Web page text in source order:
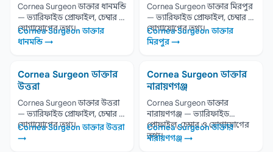
Cornea Surgeon ডাক্তার ধানমন্ডি
— ভ্যারিফাইড প্রোফাইল, চেম্বার ও
যোগাযোগের তথ্য।
Cornea Surgeon ডাক্তার
ধানমন্ডি →
Cornea Surgeon ডাক্তার মিরপুর
— ভ্যারিফাইড প্রোফাইল, চেম্বার ও
যোগাযোগের তথ্য।
Cornea Surgeon ডাক্তার
মিরপুর →
Cornea Surgeon ডাক্তার
উত্তরা
Cornea Surgeon ডাক্তার উত্তরা
— ভ্যারিফাইড প্রোফাইল, চেম্বার ও
যোগাযোগের তথ্য।
Cornea Surgeon ডাক্তার উত্তরা
→
Cornea Surgeon ডাক্তার
নারায়ণগঞ্জ
Cornea Surgeon ডাক্তার
নারায়ণগঞ্জ — ভ্যারিফাইড
প্রোফাইল, চেম্বার ও যোগাযোগের
তথ্য।
Cornea Surgeon ডাক্তার
নারায়ণগঞ্জ →